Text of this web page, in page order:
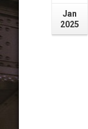
Jan
2025